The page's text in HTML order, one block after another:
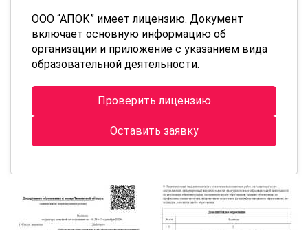
ООО “АПОК” имеет лицензию. Документ
включает основную информацию об
организации и приложение с указанием вида
образовательной деятельности.
Проверить лицензию
Оставить заявку